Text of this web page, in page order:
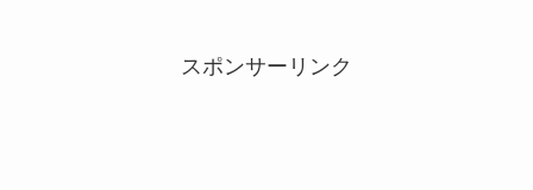
スポンサーリンク